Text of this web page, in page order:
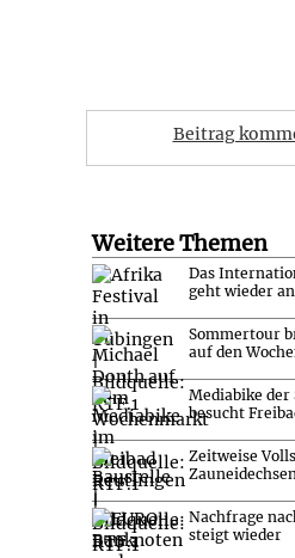
Beitrag
Weitere Themen
Das
geht wieder
Sommertour
auf den
Mediabike
besucht
Zeitweise
Zauneidechsen
Nachfrage
steigt wieder